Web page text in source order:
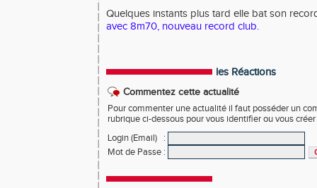
Quelques instants plus tard elle bat son
avec 8m70, nouveau record club.
les Réactions
Commentez cette actualité
Pour commenter une actualité il faut posséder un
rubrique ci-dessous pour vous identifier ou vous
Login (Email)
:
Mot de Passe :